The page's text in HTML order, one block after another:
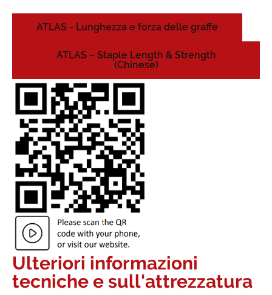
ATLAS - Lunghezza e forza delle graffe
ATLAS – Staple Length & Strength
(Chinese)
Ulteriori informazioni
tecniche e sull'attrezzatura